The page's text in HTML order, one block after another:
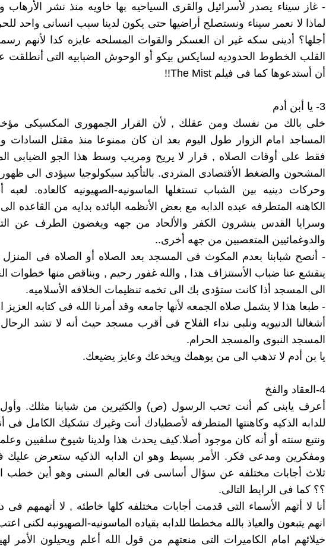
- غاز سيناء يصدر لأسرائيل والقرى السياحيه بها خاويه منذ نشر الأرهاب
لماذا لا نعمر سيناء ونستصلح أراضيها حتى يكون لدينا سبب انسانى واحد
أجلها؟ أدينى سكه غير ان العسكر والقوات المسلحه عايزه كدا لأنهم
القلب الخطوط الحدوديه لسايكس بيكو أو الوحوش الضبابيه التى أنطلقت
أن أستدعوها كما فى فيلم The Mist!!
3- يا أبن أدم
خلى بالك من نفسك ومن عقلك , لأن القرار الجمهورى المكسيكى
المساجد امام الزوار طول اليوم بعد ان كان ممنوعا منذ مقتل السادات
فقط على أوقات الصلاه , قرار لا يريح ومريب وسط هذا الجو الضبابى
المشحون والضغط الأقتصادى المتردى. بالتأكيد سيكولوجيا سيؤدى الى ظهور
وحركات دينيه بين الشباب تستغلها الماسونيه-الصهيونيه كالعاده. لعبه
الكاهنه المتطرفه عبده الدابه مع بعض الأنظمه البائده بدايه من القاعده
وسرايا القدس ينشرون الكفر والألحاد من جهه ويغضون الطرف عن
والدوغمائيين المتعصبين من جهه أخرى..
- أنصح شبابنا بعدم المكوث فى المسجد بعد الصلاه أو الصلاه فى
ينقشع عنا ضباب الأستنزاف هذا , والله غفور رحيم , وبناقص منها خطوات
الى المسجد أذا كانت ستؤدى بك الى تخمه تنظيمات الخلافه الأسلاميه.
- طبعا هذا لا يشمل صلاه الجمعه لأنها جامعه وقد أمرنا الله فى كتابه العزيز
أشغالنا الدنيويه ونلبى نداء الفلاح فى أقرب مسجد حيث أنه لا تشد الرحال
المسجد النبوى والمسجد الحرام.
يا بن أدم لا تذهب الى من يوهمك ويخدعك وعايز يضيعك.
4-العقاد والفخ
أعرف يابنى كم أنت تحب الرسول (ص) والكثيرين من شبابنا مثلك.
للدابه الذكيه وكاهنتها المتطرفه لأصطيادك أنت وغيرك تشكيك الكامل فى
ونتبع سنته أو أنه كان موجود أصلا.كيف يحدث هذا ولدينا شيوخ سلفيين
ومفكرين ومدعى فكر. الأمر بسيط وهو ان الدابه الذكيه ستعرض عليك
ثلاث أجابات مختلفه عن سؤال أساسى فى العالم السنى وهو أين خطب
؟؟ كما فى الرابط التالى.
أنا لا أتهم الأسماء التى قدمت أجابات مختلفه كلها خاطئه , لا أتهمهم فى
انهم يتبعون والعياذ بالله مخططا للدابه بقياده الماسونيه-الصهيونبه لكنى
خيلائهم امام الكاميرات التى منعتهم من قول الله أعلم ويحيلون الأمر